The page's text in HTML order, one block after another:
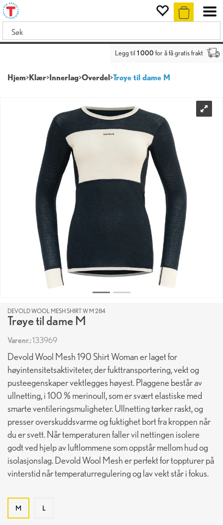
Legg til 1 000 for å få gratis frakt
Hjem>Klær>Innerlag>Overdel>Trøye til dame M
DEVOLD WOOL MESH SHIRT W M 284
Trøye til dame M
Varenr.:133969
Devold Wool Mesh 190 Shirt Woman er laget for
høyintensitetsaktiviteter, der fukttransportering, vekt og
pusteegenskaper vektlegges høyest. Plaggene består av
ullnetting, i 100 % merinoull, som er svært elastiske med
smarte ventileringsmuligheter. Ullnetting tørker raskt, og
presser overskuddsvarme og fuktighet bort fra kroppen når
du er svett. Når temperaturen faller vil nettingen isolere
godt ved hjelp av luftlommene som oppstår mellom hud og
isolasjonslag. Devold Wool Mesh er perfekt for toppturer på
vinterstid når temperaturregulering og lav vekt står i fokus.
M L